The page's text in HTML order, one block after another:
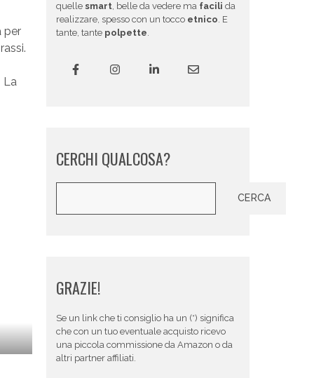
per
La
quelle smart, belle da vedere ma facili da
realizzare, spesso con un tocco etnico. E
tante, tante polpette.
CERCHI QUALCOSA?
CERCA
GRAZIE!
Se un link che ti consiglio ha un (*) significa
che con un tuo eventuale acquisto ricevo
una piccola commissione da Amazon o da
altri partner affiliati.